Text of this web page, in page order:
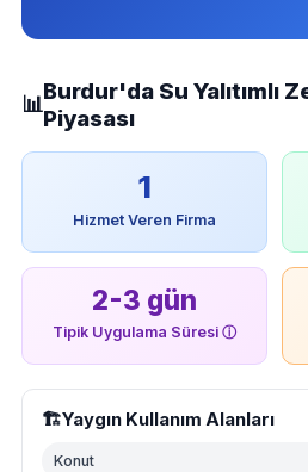
📊
Burdur'da Su Yalıtımlı
Piyasası
1
Hizmet Veren Firma
2-3 gün
Tipik Uygulama Süresiⓘ
🏗️Yaygın Kullanım Alanları
Konut